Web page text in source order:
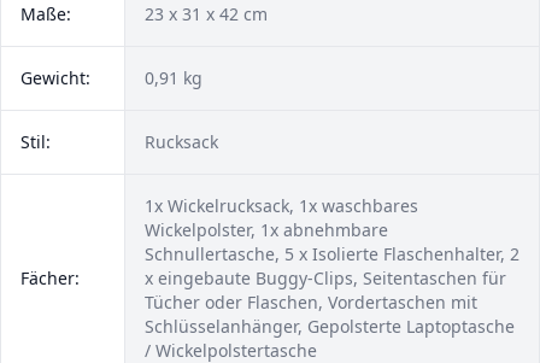
Maße: 23 x 31 x 42 cm
Gewicht: 0,91 kg
Stil: Rucksack
Fächer:
1x Wickelrucksack, 1x waschbares
Wickelpolster, 1x abnehmbare
Schnullertasche, 5 x Isolierte Flaschenhalter, 2
x eingebaute Buggy-Clips, Seitentaschen für
Tücher oder Flaschen, Vordertaschen mit
Schlüsselanhänger, Gepolsterte Laptoptasche
/ Wickelpolstertasche